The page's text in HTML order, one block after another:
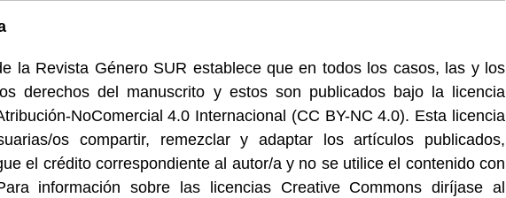
la Revista Género SUR establece que en todos los casos, las y los
derechos del manuscrito y estos son publicados bajo la licencia
NoComercial 4.0 Internacional (CC BY-NC 4.0). Esta licencia
os compartir, remezclar y adaptar los artículos publicados,
el crédito correspondiente al autor/a y no se utilice el contenido con
información sobre las licencias Creative Commons diríjase al